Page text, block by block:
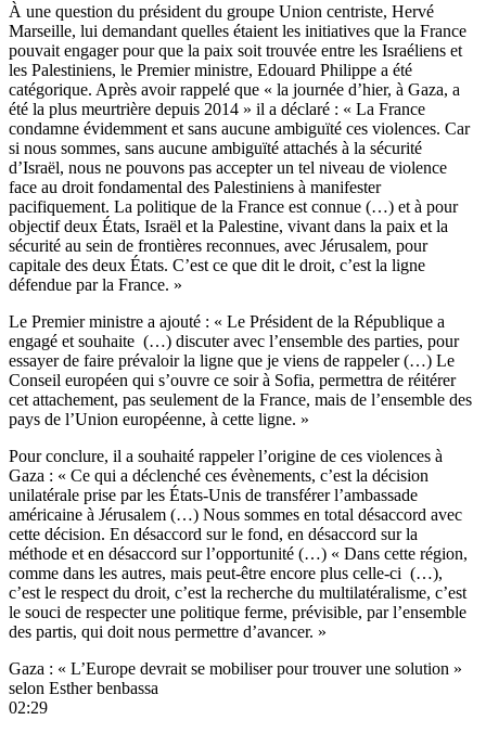
À une question du président du groupe Union centriste, Hervé
Marseille, lui demandant quelles étaient les initiatives que la France
pouvait engager pour que la paix soit trouvée entre les Israéliens et
les Palestiniens, le Premier ministre, Edouard Philippe a été
catégorique. Après avoir rappelé que « la journée d’hier, à Gaza, a
été la plus meurtrière depuis 2014 » il a déclaré : « La France
condamne évidemment et sans aucune ambiguïté ces violences. Car
si nous sommes, sans aucune ambiguïté attachés à la sécurité
d’Israël, nous ne pouvons pas accepter un tel niveau de violence
face au droit fondamental des Palestiniens à manifester
pacifiquement. La politique de la France est connue (…) et à pour
objectif deux États, Israël et la Palestine, vivant dans la paix et la
sécurité au sein de frontières reconnues, avec Jérusalem, pour
capitale des deux États. C’est ce que dit le droit, c’est la ligne
défendue par la France. »
Le Premier ministre a ajouté : « Le Président de la République a
engagé et souhaite (…) discuter avec l’ensemble des parties, pour
essayer de faire prévaloir la ligne que je viens de rappeler (…) Le
Conseil européen qui s’ouvre ce soir à Sofia, permettra de réitérer
cet attachement, pas seulement de la France, mais de l’ensemble des
pays de l’Union européenne, à cette ligne. »
Pour conclure, il a souhaité rappeler l’origine de ces violences à
Gaza : « Ce qui a déclenché ces évènements, c’est la décision
unilatérale prise par les États-Unis de transférer l’ambassade
américaine à Jérusalem (…) Nous sommes en total désaccord avec
cette décision. En désaccord sur le fond, en désaccord sur la
méthode et en désaccord sur l’opportunité (…) « Dans cette région,
comme dans les autres, mais peut-être encore plus celle-ci (…),
c’est le respect du droit, c’est la recherche du multilatéralisme, c’est
le souci de respecter une politique ferme, prévisible, par l’ensemble
des partis, qui doit nous permettre d’avancer. »
Gaza : « L’Europe devrait se mobiliser pour trouver une solution »
selon Esther benbassa
02:29